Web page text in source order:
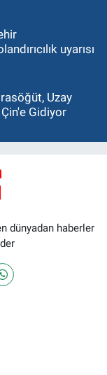
uyarısı
Uzay
Gidiyor
dünyadan haberler